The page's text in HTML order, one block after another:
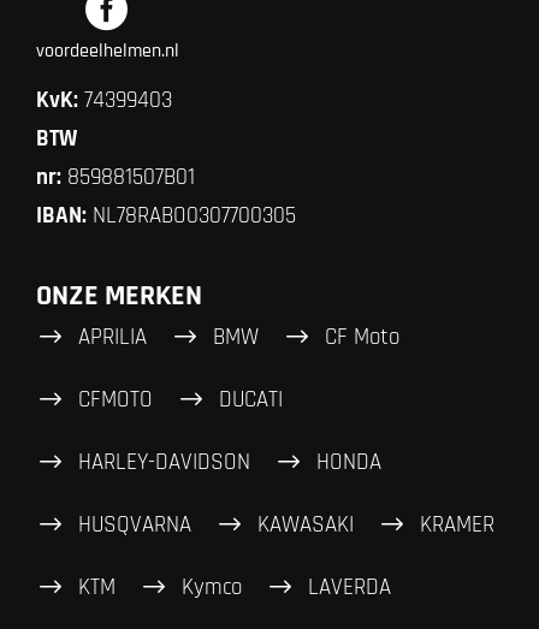
voordeelhelmen.nl
KvK: 74399403
BTW
nr: 859881507B01
IBAN: NL78RABO0307700305
ONZE MERKEN
APRILIA BMW CF Moto
CFMOTO DUCATI
HARLEY-DAVIDSON HONDA
HUSQVARNA KAWASAKI KRAMER
KTM Kymco LAVERDA